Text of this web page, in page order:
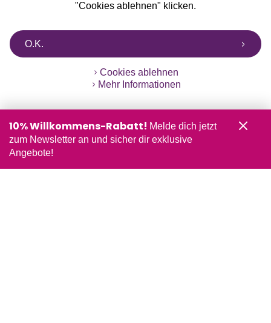
"Cookies ablehnen" klicken.
O.K.
Cookies ablehnen
Mehr Informationen
10% Willkommens-Rabatt! Melde dich jetzt
zum Newsletter an und sicher dir exklusive
Angebote!